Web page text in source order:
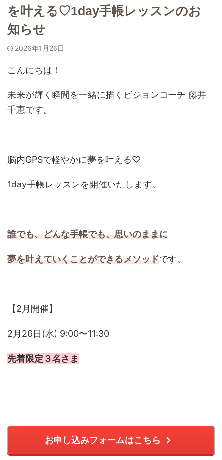
を叶える♡1day手帳レッスンのお
知らせ
2026年1月26日
こんにちは！
未来が輝く瞬間を一緒に描くビジョンコーチ 藤井
千恵です。
脳内GPSで軽やかに夢を叶える♡
1day手帳レッスンを開催いたします。
誰でも、どんな手帳でも、思いのままに
夢を叶えていくことができるメソッドです。
【2月開催】
2月26日(水) 9:00〜11:30
先着限定３名さま
お申し込みフォームはこちら